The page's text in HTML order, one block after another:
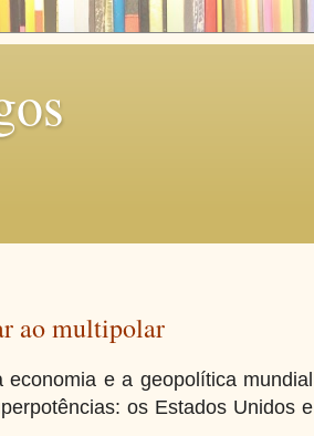
ao multipolar
e a geopolítica mundial
os Estados Unidos e